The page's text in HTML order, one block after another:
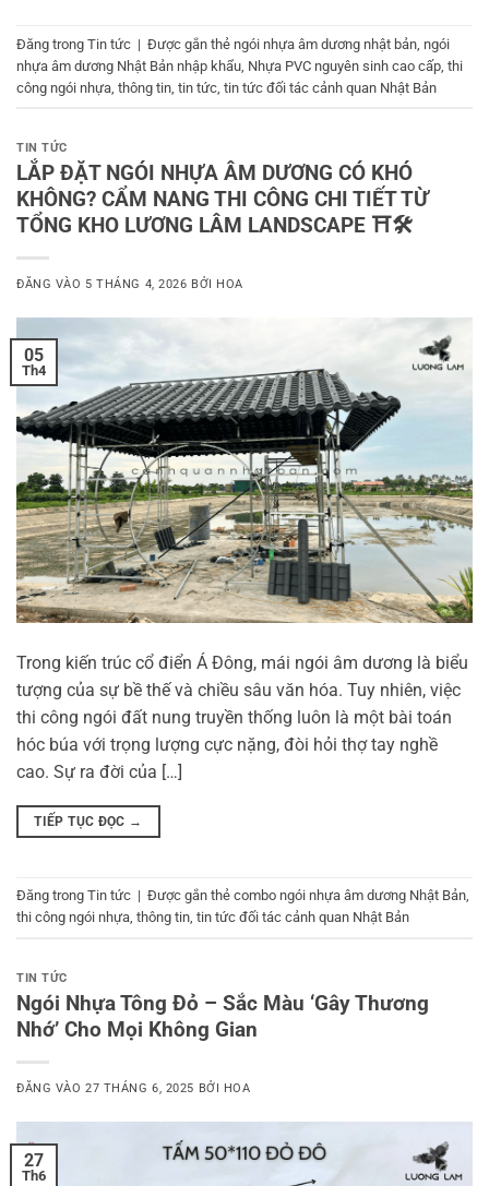
Đăng trong Tin tức | Được gắn thẻ ngói nhựa âm dương nhật bản ngói
nhựa âm dương Nhật Bản nhập khẩu Nhựa PVC nguyên sinh cao cấp thi
công ngói nhựa thông tin tin tức tin tức đối tác cảnh quan Nhật Bản
TIN TỨC
LẮP ĐẶT NGÓI NHỰA ÂM DƯƠNG CÓ KHÓ
KHÔNG? CẨM NANG THI CÔNG CHI TIẾT TỪ
TỔNG KHO LƯƠNG LÂM LANDSCAPE ⛩️🛠️
ĐĂNG VÀO 5 THÁNG 4, 2026 BỞI HOA
05
Th4
Trong kiến trúc cổ điển Á Đông, mái ngói âm dương là biểu
tượng của sự bề thế và chiều sâu văn hóa. Tuy nhiên, việc
thi công ngói đất nung truyền thống luôn là một bài toán
hóc búa với trọng lượng cực nặng, đòi hỏi thợ tay nghề
cao. Sự ra đời của […]
TIẾP TỤC ĐỌC →
Đăng trong Tin tức | Được gắn thẻ combo ngói nhựa âm dương Nhật Bản,
thi công ngói nhựa, thông tin, tin tức đối tác cảnh quan Nhật Bản
TIN TỨC
Ngói Nhựa Tông Đỏ – Sắc Màu ‘Gây Thương
Nhớ’ Cho Mọi Không Gian
ĐĂNG VÀO27 THÁNG 6, 2025 BỞI HOA
27
Th6